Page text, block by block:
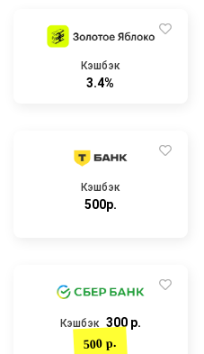
Кэшбэк
3.4%
Кэшбэк
500р.
Кэшбэк 300 р.
500 р.